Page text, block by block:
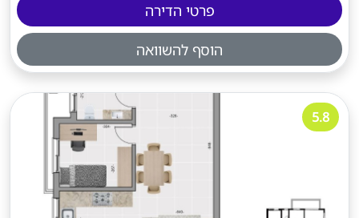
פרטי הדירה
הוסף להשוואה
5.8